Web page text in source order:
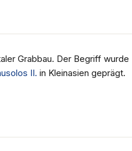
Grabbau. Der Begriff wurde
II. in Kleinasien geprägt.